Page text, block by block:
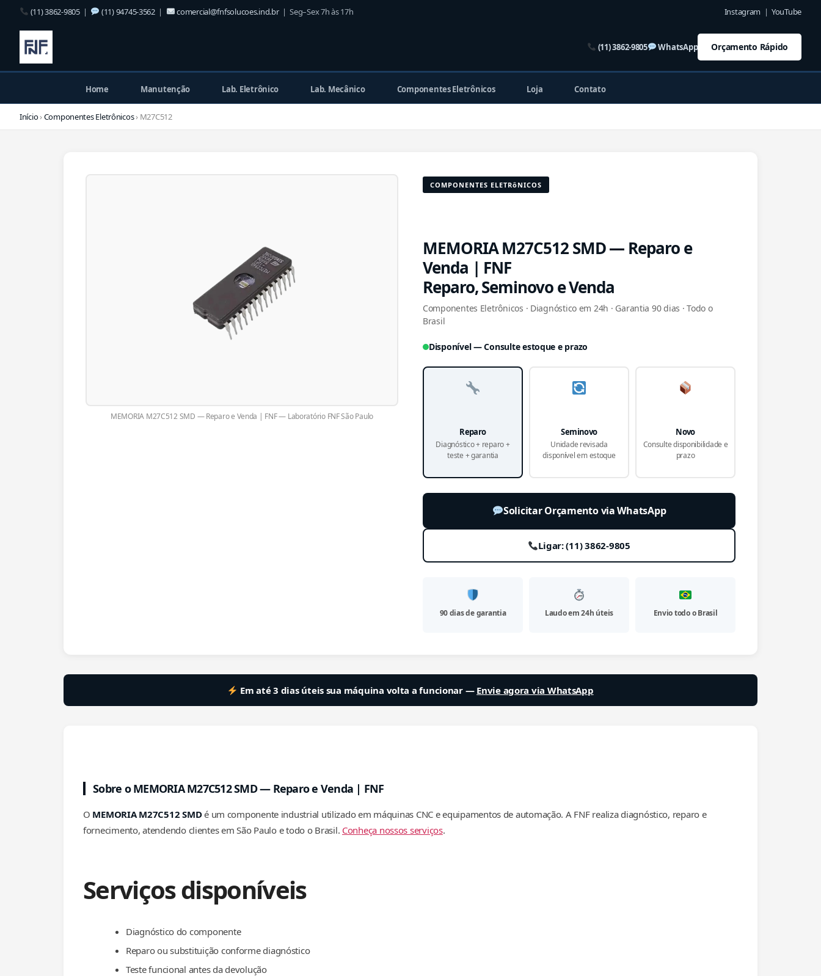
(11) 3862-9805| (11) 94745-3562| comercial@fnfsolucoes.ind.br| Seg–Sex 7h às 17h Instagram | YouTube
(11) 3862-9805 WhatsApp Orçamento Rápido
Home Manutenção Lab. Eletrônico Lab. Mecânico Componentes Eletrônicos Loja Contato
Início›Componentes Eletrônicos› M27C512
MEMORIA M27C512 SMD — Reparo e Venda | FNF — Laboratório FNF São Paulo
COMPONENTES ELETRôNICOS
MEMORIA M27C512 SMD — Reparo e
Venda | FNF
Reparo, Seminovo e Venda
Componentes Eletrônicos · Diagnóstico em 24h · Garantia 90 dias · Todo o
Brasil
Disponível — Consulte estoque e prazo
Reparo
Diagnóstico + reparo +
teste + garantia
Seminovo
Unidade revisada
disponível em estoque
Novo
Consulte disponibilidade e
prazo
Solicitar Orçamento via WhatsApp
Ligar: (11) 3862-9805
90 dias de garantia Laudo em 24h úteis Envio todo o Brasil
Em até 3 dias úteis sua máquina volta a funcionar — Envie agora via WhatsApp
Sobre o MEMORIA M27C512 SMD — Reparo e Venda | FNF
O MEMORIA M27C512 SMDé um componente industrial utilizado em máquinas CNC e equipamentos de automação. A FNF realiza diagnóstico, reparo e
fornecimento, atendendo clientes em São Paulo e todo o Brasil. Conheça nossos serviços.
Serviços disponíveis
Diagnóstico do componente
Reparo ou substituição conforme diagnóstico
Teste funcional antes da devolução